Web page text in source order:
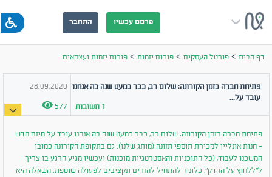
פרסם עכשיו התחבר
דף הבית >פורטל העסקים >פורום יזמות >פורום יזמות ועצמאים
פתיחת חברה בזמן הקורונה: שלום רב, כבר כמעט שנה בה אנחנו
עובד על...
1 תשובות
28.09.2020
577
פתיחת חברה בזמן הקורונה: שלום רב, כבר כמעט שנה בה אנחנו עובד על מיזם חדש
- חנות אונליין למכירת תוספי תזונה (מותג שלנו). גם בתקופת הקורונה כמובן
המשכנו לעבוד, (כל התוכניות והאסטרטגיות מוכנות) ועכשיו מגיע הרגע בו צריך
ל״ללחוץ על ההדק״, כלומר להתחיל להזרים תקציבים לפעולה שוטפת. השאלה היא